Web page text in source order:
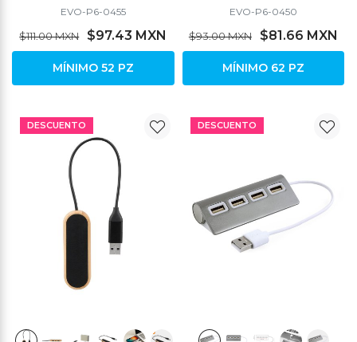
EVO-P6-0455
$111.00 MXN $97.43 MXN
MÍNIMO 52 PZ
EVO-P6-0450
$93.00 MXN $81.66 MXN
MÍNIMO 62 PZ
DESCUENTO DESCUENTO